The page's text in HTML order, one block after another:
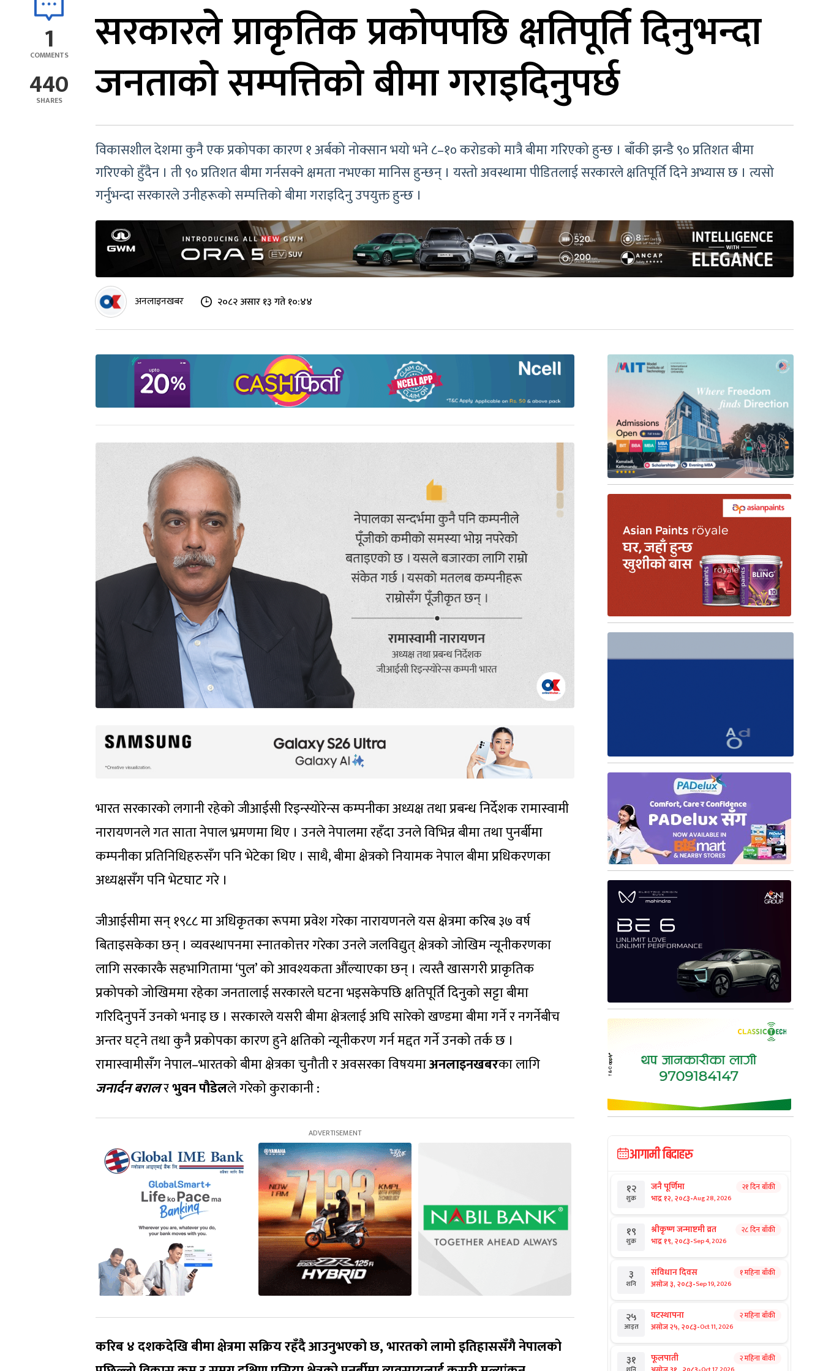
1
COMMENTS
440
SHARES
सरकारले प्राकृतिक प्रकोपपछि क्षतिपूर्ति दिनुभन्दा
जनताको सम्पत्तिको बीमा गराइदिनुपर्छ
विकासशील देशमा कुनै एक प्रकोपका कारण १ अर्बको नोक्सान भयो भने ८–१० करोडको मात्रै बीमा गरिएको हुन्छ । बाँकी झन्डै ९० प्रतिशत बीमा
गरिएको हुँदैन । ती ९० प्रतिशत बीमा गर्नसक्ने क्षमता नभएका मानिस हुन्छन् । यस्तो अवस्थामा पीडितलाई सरकारले क्षतिपूर्ति दिने अभ्यास छ । त्यसो
गर्नुभन्दा सरकारले उनीहरूको सम्पत्तिको बीमा गराइदिनु उपयुक्त हुन्छ ।
अनलाइनखबर २०८२ असार १३ गते १०:४४
भारत सरकारको लगानी रहेको जीआईसी रिइन्स्योरेन्स कम्पनीका अध्यक्ष तथा प्रबन्ध निर्देशक रामास्वामी
नारायणनले गत साता नेपाल भ्रमणमा थिए । उनले नेपालमा रहँदा उनले विभिन्न बीमा तथा पुनर्बीमा
कम्पनीका प्रतिनिधिहरुसँग पनि भेटेका थिए । साथै, बीमा क्षेत्रको नियामक नेपाल बीमा प्रधिकरणका
अध्यक्षसँग पनि भेटघाट गरे ।
जीआईसीमा सन् १९८८ मा अधिकृतका रूपमा प्रवेश गरेका नारायणनले यस क्षेत्रमा करिब ३७ वर्ष
बिताइसकेका छन् । व्यवस्थापनमा स्नातकोत्तर गरेका उनले जलविद्युत् क्षेत्रको जोखिम न्यूनीकरणका
लागि सरकारकै सहभागितामा ‘पुल’ को आवश्यकता औंल्याएका छन् । त्यस्तै खासगरी प्राकृतिक
प्रकोपको जोखिममा रहेका जनतालाई सरकारले घटना भइसकेपछि क्षतिपूर्ति दिनुको सट्टा बीमा
गरिदिनुपर्ने उनको भनाइ छ । सरकारले यसरी बीमा क्षेत्रलाई अघि सारेको खण्डमा बीमा गर्ने र नगर्नेबीच
अन्तर घट्ने तथा कुनै प्रकोपका कारण हुने क्षतिको न्यूनीकरण गर्न मद्दत गर्ने उनको तर्क छ ।
रामास्वामीसँग नेपाल–भारतको बीमा क्षेत्रका चुनौती र अवसरका विषयमाअनलाइनखबरका लागि
जनार्दन बरालरभुवन पौडेलले गरेको कुराकानी :
करिब ४ दशकदेखि बीमा क्षेत्रमा सक्रिय रहँदै आउनुभएको छ, भारतको लामो इतिहाससँगै नेपालको
आगामी बिदाहरु
१२
शुक्र
जनै पूर्णिमा
भाद्र १२, २०८३-Aug 28, 2026
२१ दिन बाँकी
१९
शुक्र
श्रीकृष्ण जन्माष्टमी व्रत
भाद्र १९, २०८३-Sep 4, 2026
२८ दिन बाँकी
३
शनि
संविधान दिवस
असोज ३, २०८३-Sep 19, 2026
१ महिना बाँकी
२५
आइत
घटस्थापना
असोज २५, २०८३-Oct 11, 2026
२ महिना बाँकी
३१ फूलपाती २ महिना बाँकी